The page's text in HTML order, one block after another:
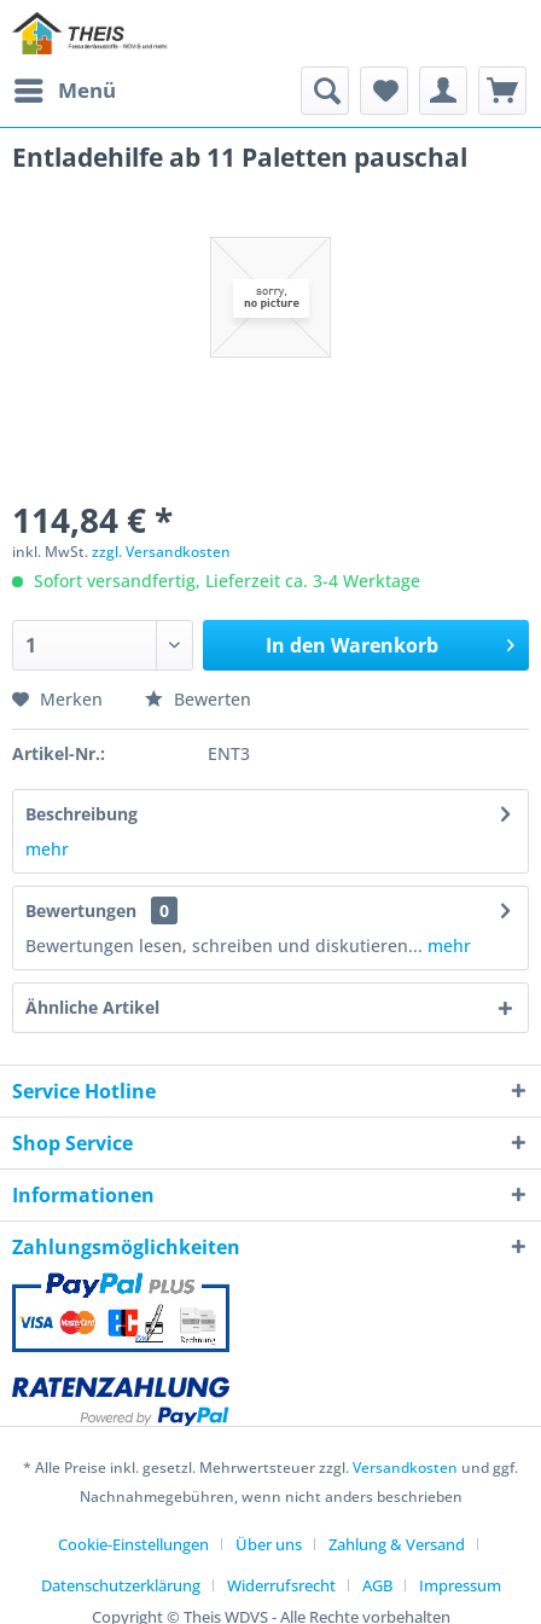
Menü
Entladehilfe ab 11 Paletten pauschal
114,84 € *
inkl. MwSt.zzgl. Versandkosten
Sofort versandfertig, Lieferzeit ca. 3-4 Werktage
In den Warenkorb
Merken Bewerten
Artikel-Nr.: ENT3
Beschreibung
mehr
Bewertungen
0
Bewertungen lesen, schreiben und diskutieren... mehr
Ähnliche Artikel
Service Hotline
Shop Service
Informationen
Zahlungsmöglichkeiten
* Alle Preise inkl. gesetzl. Mehrwertsteuer zzgl.Versandkosten und ggf.
Nachnahmegebühren, wenn nicht anders beschrieben
Cookie-Einstellungen Über uns
Zahlung & Versand
Datenschutzerklärung
Widerrufsrecht AGB
Impressum
Copyright © Theis WDVS - Alle Rechte vorbehalten